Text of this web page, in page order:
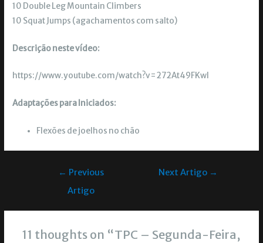
10 Double Leg Mountain Climbers
10 Squat Jumps (agachamentos com salto)
Descrição neste vídeo:
https://www.youtube.com/watch?v=272At49FKwI
Adaptações para Iniciados:
Flexões de joelhos no chão
← Previous
Artigo
Next Artigo →
11 thoughts on “TPC – Segunda-Feira,